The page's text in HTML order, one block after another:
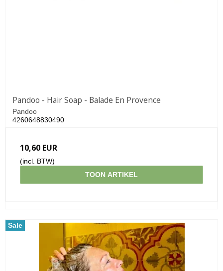
Pandoo - Hair Soap - Balade En Provence
Pandoo
4260648830490
10,60 EUR
(incl. BTW)
TOON ARTIKEL
Sale